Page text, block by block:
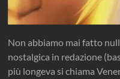
Non abbiamo mai fatto
nostalgica in redazione
più longeva si chiama